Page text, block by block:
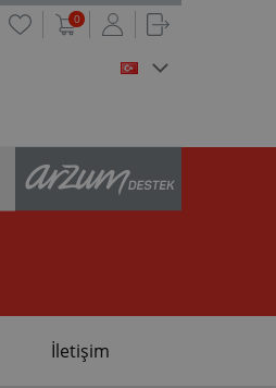
0
İletişim